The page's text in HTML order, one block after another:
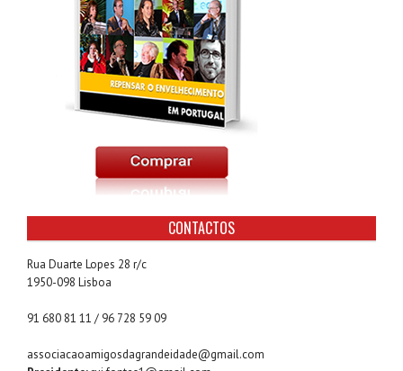
CONTACTOS
Rua Duarte Lopes 28 r/c
1950-098 Lisboa
91 680 81 11 / 96 728 59 09
associacaoamigosdagrandeidade@gmail.com